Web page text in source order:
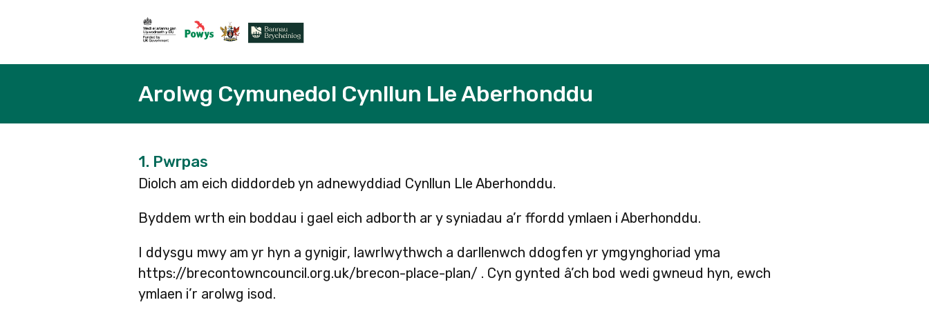
Arolwg Cymunedol Cynllun Lle Aberhonddu
1. Pwrpas
Diolch am eich diddordeb yn adnewyddiad Cynllun Lle Aberhonddu.
Byddem wrth ein boddau i gael eich adborth ar y syniadau a’r ffordd ymlaen i Aberhonddu.
I ddysgu mwy am yr hyn a gynigir, lawrlwythwch a darllenwch ddogfen yr ymgynghoriad yma
https://brecontowncouncil.org.uk/brecon-place-plan/ . Cyn gynted â’ch bod wedi gwneud hyn, ewch
ymlaen i’r arolwg isod.